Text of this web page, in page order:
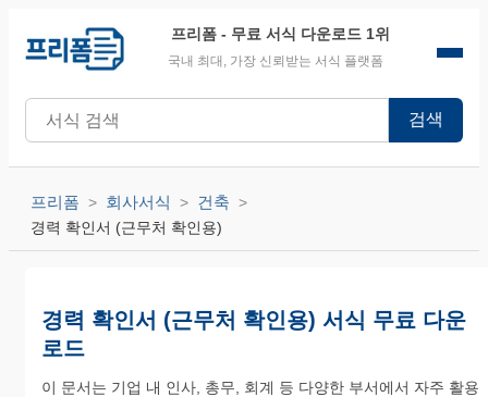
프리폼 - 무료 서식 다운로드 1위
국내 최대, 가장 신뢰받는 서식 플랫폼
검색
프리폼 회사서식 건축
경력 확인서 (근무처 확인용)
경력 확인서 (근무처 확인용) 서식 무료 다운
로드
이 문서는 기업 내 인사, 총무, 회계 등 다양한 부서에서 자주 활용